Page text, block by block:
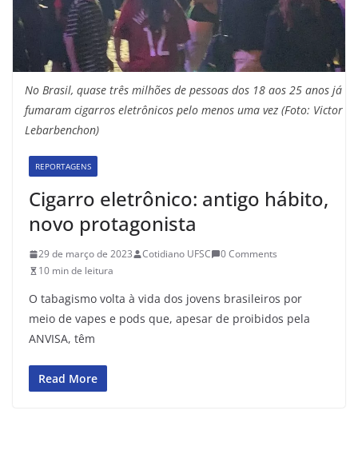
No Brasil, quase três milhões de pessoas dos 18 aos 25 anos já
fumaram cigarros eletrônicos pelo menos uma vez (Foto: Victor
Lebarbenchon)
REPORTAGENS
Cigarro eletrônico: antigo hábito,
novo protagonista
29 de março de 2023 Cotidiano UFSC
0 Comments
10 min de leitura
O tabagismo volta à vida dos jovens brasileiros por
meio de vapes e pods que, apesar de proibidos pela
ANVISA, têm
Read More